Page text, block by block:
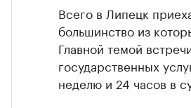
Всего в Липецк
большинство из
Главной темой
государственных
неделю и 24 часов в